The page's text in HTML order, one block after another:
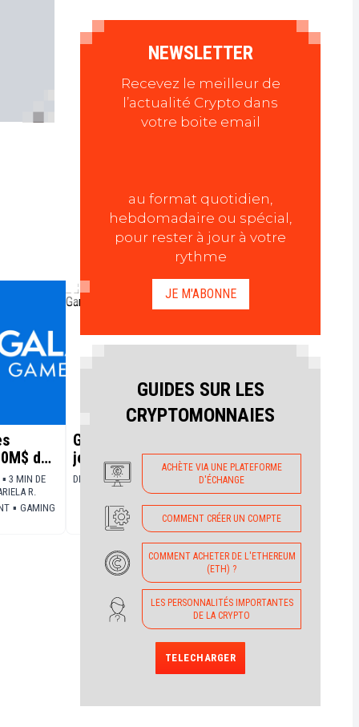
de
3 MIN DE
R.
▪ GAMING
GameFi : Top 10 des meilleurs
jeux cryptomonnaies Play-to-
Earn
DIM 12 JUIN 2022 ▪ 5 MIN DE LECTURE ▪PAR
NEWSLETTER
Recevez le meilleur de
l’actualité Crypto dans
votre boite email
au format quotidien,
hebdomadaire ou spécial,
pour rester à jour à votre
rythme
JE M'ABONNE
GUIDES SUR LES
CRYPTOMONNAIES
ACHÈTE VIA UNE PLATEFORME
D'ÉCHANGE
COMMENT CRÉER UN COMPTE
COMMENT ACHETER DE L'ETHEREUM
(ETH) ?
LES PERSONNALITÉS IMPORTANTES
DE LA CRYPTO
TELECHARGER